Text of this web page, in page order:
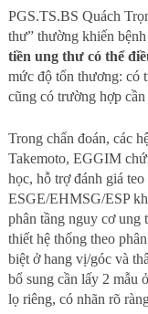
PGS.TS.BS Quách
thư” thường khiến
tiền ung thư có thể
mức độ tổn thương: có
cũng có trường hợp
Trong chẩn đoán, các
Takemoto, EGGIM
học, hỗ trợ đánh giá
ESGE/EHMSG/ESP
phân tầng nguy cơ ung
thiết hệ thống theo
biệt ở hang vị/góc và
bổ sung cần lấy 2 mẫu
lọ riêng, có nhãn rõ